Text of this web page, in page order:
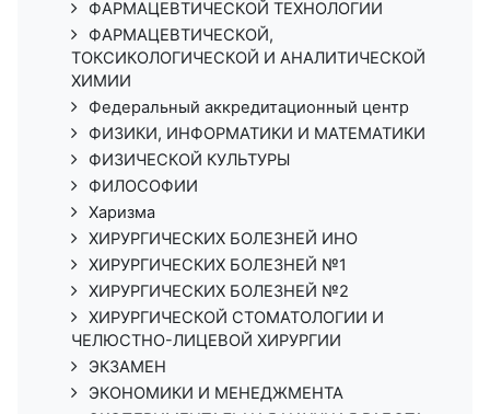
ФАРМАЦЕВТИЧЕСКОЙ ТЕХНОЛОГИИ
ФАРМАЦЕВТИЧЕСКОЙ,
ТОКСИКОЛОГИЧЕСКОЙ И АНАЛИТИЧЕСКОЙ
ХИМИИ
Федеральный аккредитационный центр
ФИЗИКИ, ИНФОРМАТИКИ И МАТЕМАТИКИ
ФИЗИЧЕСКОЙ КУЛЬТУРЫ
ФИЛОСОФИИ
Харизма
ХИРУРГИЧЕСКИХ БОЛЕЗНЕЙ ИНО
ХИРУРГИЧЕСКИХ БОЛЕЗНЕЙ №1
ХИРУРГИЧЕСКИХ БОЛЕЗНЕЙ №2
ХИРУРГИЧЕСКОЙ СТОМАТОЛОГИИ И
ЧЕЛЮСТНО-ЛИЦЕВОЙ ХИРУРГИИ
ЭКЗАМЕН
ЭКОНОМИКИ И МЕНЕДЖМЕНТА